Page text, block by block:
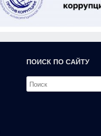
ПОИСК ПО САЙТУ